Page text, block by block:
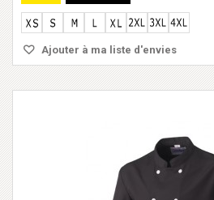
Ajouter à ma liste d'envies